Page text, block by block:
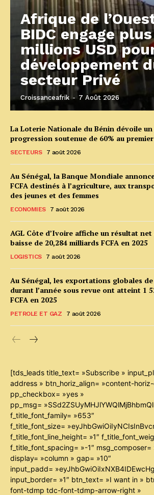
Afrique de
BIDC engage
millions USD
développement
secteur Privé
Croissanceafrik - 7 Août 2026
La Loterie Nationale du Bénin dévoile
progression soutenue de 60% au
SECTEURS 7 août 2026
Au Sénégal, la Banque Mondiale
FCFA destinés à l’agriculture, aux
des jeunes et des femmes
ECONOMIES 7 août 2026
AGL Côte d’Ivoire affiche un résultat
baisse de 20,284 milliards FCFA en 2025
LOGISTICS 7 août 2026
Au Sénégal, les exportations globales
durant l’année sous revue ont atteint 1
FCFA en 2025
PETROLE ET GAZ 7 août 2026
[tds_leads title_text= »Subscribe »
address » btn_horiz_align= »content-
pp_checkbox= »yes »
pp_msg=
f_title_font_family= »653″
f_title_font_size=
f_title_font_line_height= »1″
f_title_font_spacing= »-1″ msg_composer=
display= »column » gap= »10″
input_padd=
input_border= »1″ btn_text= »I want in »
font-tdmp tdc-font-tdmp-arrow-right »